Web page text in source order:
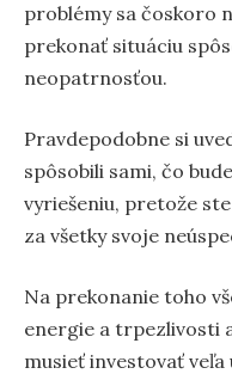
problémy sa čoskoro
prekonať situáciu
neopatrnosťou.
Pravdepodobne si
spôsobili sami, čo
vyriešeniu, pretože
za všetky svoje
Na prekonanie toho
energie a trpezlivosti
musieť investovať